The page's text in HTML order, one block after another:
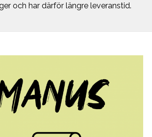
och har därför längre leveranstid.